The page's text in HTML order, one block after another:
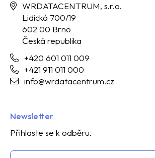
WRDATACENTRUM, s.r.o.
Lidická 700/19
602 00 Brno
Česká republika
+420 601 011 009
+421 911 011 000
info@wrdatacentrum.cz
Newsletter
Přihlaste se k odběru.